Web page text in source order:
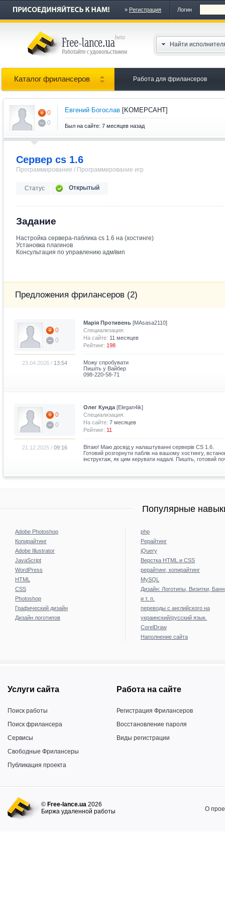
» Регистрация Логин
Найти
Каталог фрилансеров Работа для фрилансеров
0
0
Евгений Богослав [KOMEPCAHT]
Был на сайте: 7 месяцев назад
Сервер cs 1.6
Программирование / Программирование игр
Статус Открытый
Задание
Настройка сервера-паблика cs 1.6 на (хостинге)
Установка плагинов
Консультация по управлению адм/вип
Предложения фрилансеров (2)
0
0
23.04.2026 / 13:54
Марія Противень [MAsasa2110]
Специализация:
На сайте: 11 месяцев
Рейтинг: 198
Можу спробувати
Пишіть у Вайбер
098-220-58-71
0
0
21.12.2025 / 09:16
Олег Кунда [Elegan4ik]
Специализация:
На сайте: 7 месяцев
Рейтинг: 11
Вітаю! Маю досвід у налаштуванні серверів CS 1.6.
Готовий розгорнути паблік на вашому хостингу,
інструктаж, як цим керувати надалі. Пишіть, готовий
Популярные
Adobe Photoshop
Копирайтинг
Adobe Illustrator
JavaScript
WordPress
HTML
CSS
Photoshop
Графический дизайн
Дизайн логотипов
php
Рерайтинг
jQuery
Верстка HTML и CSS
рерайтинг, копирайтинг
MySQL
Дизайн: Логотипы, Визитки,
и т. п.
переводы с английского на
украинский/русский язык.
CorelDraw
Наполнение сайта
Услуги сайта
Поиск работы
Поиск фрилансера
Сервисы
Свободные Фрилансеры
Публикация проекта
Работа на сайте
Регистрация Фрилансеров
Восстановление пароля
Виды регистрации
© Free-lance.ua 2026
Биржа удаленной работы
О